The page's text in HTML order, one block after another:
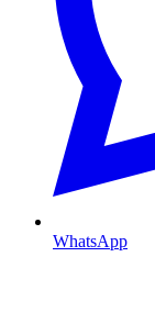
WhatsApp